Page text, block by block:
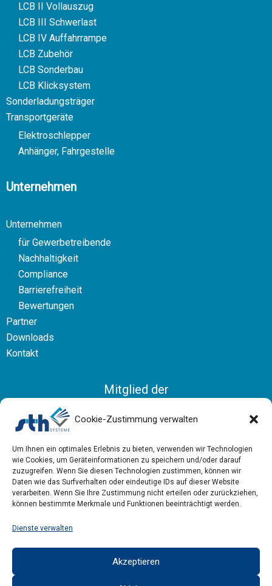
Cookie-Zustimmung verwalten
Um Ihnen ein optimales Erlebnis zu bieten, verwenden wir Technologien
wie Cookies, um Geräteinformationen zu speichern und/oder darauf
zuzugreifen. Wenn Sie diesen Technologien zustimmen, können wir
Daten wie das Surfverhalten oder eindeutige IDs auf dieser Website
verarbeiten. Wenn Sie Ihre Zustimmung nicht erteilen oder zurückziehen,
können bestimmte Merkmale und Funktionen beeinträchtigt werden.
Dienste verwalten
Akzeptieren
LCB II Vollauszug
LCB III Schwerlast
LCB IV Auffahrrampe
LCB Zubehör
LCB Sonderbau
LCB Klicksystem
Sonderladungsträger
Transportgeräte
Elektroschlepper
Anhänger, Fahrgestelle
Unternehmen
Unternehmen
für Gewerbetreibende
Nachhaltigkeit
Compliance
Barrierefreiheit
Bewertungen
Partner
Downloads
Kontakt
Mitglied der
Bundesvereinigung Logistik